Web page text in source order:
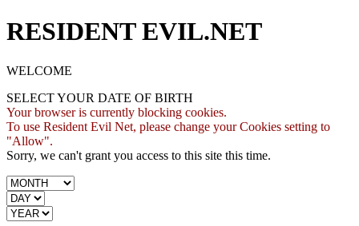
RESIDENT EVIL.NET
WELCOME
SELECT YOUR DATE OF BIRTH
Your browser is currently blocking cookies.
To use Resident Evil Net, please change your Cookies setting to
"Allow".
Sorry, we can't grant you access to this site this time.